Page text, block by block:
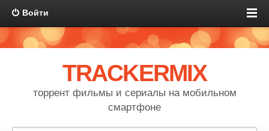
Войти
TRACKERMIX
торрент фильмы и сериалы на мобильном
смартфоне